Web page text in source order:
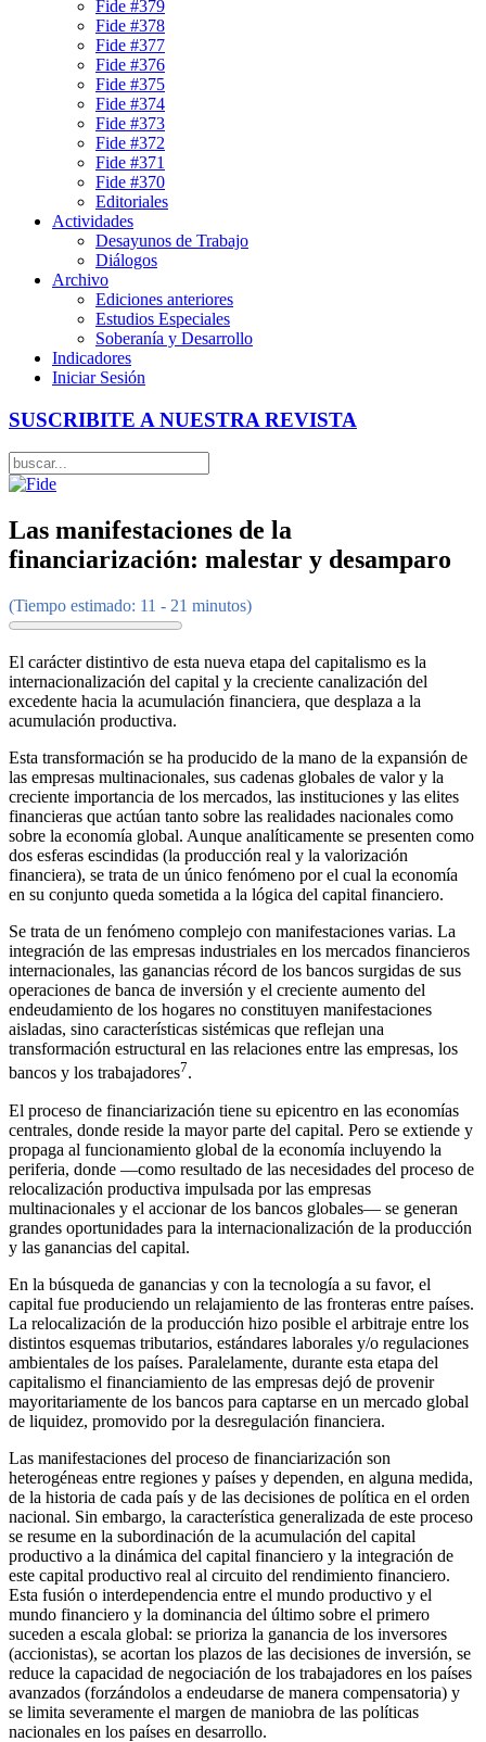
Fide #379
Fide #378
Fide #377
Fide #376
Fide #375
Fide #374
Fide #373
Fide #372
Fide #371
Fide #370
Editoriales
Actividades
Desayunos de Trabajo
Diálogos
Archivo
Ediciones anteriores
Estudios Especiales
Soberanía y Desarrollo
Indicadores
Iniciar Sesión
SUSCRIBITE A NUESTRA REVISTA
Las manifestaciones de la
financiarización: malestar y desamparo
(Tiempo estimado: 11 - 21 minutos)
El carácter distintivo de esta nueva etapa del capitalismo es la
internacionalización del capital y la creciente canalización del
excedente hacia la acumulación financiera, que desplaza a la
acumulación productiva.
Esta transformación se ha producido de la mano de la expansión de
las empresas multinacionales, sus cadenas globales de valor y la
creciente importancia de los mercados, las instituciones y las elites
financieras que actúan tanto sobre las realidades nacionales como
sobre la economía global. Aunque analíticamente se presenten como
dos esferas escindidas (la producción real y la valorización
financiera), se trata de un único fenómeno por el cual la economía
en su conjunto queda sometida a la lógica del capital financiero.
Se trata de un fenómeno complejo con manifestaciones varias. La
integración de las empresas industriales en los mercados financieros
internacionales, las ganancias récord de los bancos surgidas de sus
operaciones de banca de inversión y el creciente aumento del
endeudamiento de los hogares no constituyen manifestaciones
aisladas, sino características sistémicas que reflejan una
transformación estructural en las relaciones entre las empresas, los
bancos y los trabajadores7.
El proceso de financiarización tiene su epicentro en las economías
centrales, donde reside la mayor parte del capital. Pero se extiende y
propaga al funcionamiento global de la economía incluyendo la
periferia, donde —como resultado de las necesidades del proceso de
relocalización productiva impulsada por las empresas
multinacionales y el accionar de los bancos globales— se generan
grandes oportunidades para la internacionalización de la producción
y las ganancias del capital.
En la búsqueda de ganancias y con la tecnología a su favor, el
capital fue produciendo un relajamiento de las fronteras entre países.
La relocalización de la producción hizo posible el arbitraje entre los
distintos esquemas tributarios, estándares laborales y/o regulaciones
ambientales de los países. Paralelamente, durante esta etapa del
capitalismo el financiamiento de las empresas dejó de provenir
mayoritariamente de los bancos para captarse en un mercado global
de liquidez, promovido por la desregulación financiera.
Las manifestaciones del proceso de financiarización son
heterogéneas entre regiones y países y dependen, en alguna medida,
de la historia de cada país y de las decisiones de política en el orden
nacional. Sin embargo, la característica generalizada de este proceso
se resume en la subordinación de la acumulación del capital
productivo a la dinámica del capital financiero y la integración de
este capital productivo real al circuito del rendimiento financiero.
Esta fusión o interdependencia entre el mundo productivo y el
mundo financiero y la dominancia del último sobre el primero
suceden a escala global: se prioriza la ganancia de los inversores
(accionistas), se acortan los plazos de las decisiones de inversión, se
reduce la capacidad de negociación de los trabajadores en los países
avanzados (forzándolos a endeudarse de manera compensatoria) y
se limita severamente el margen de maniobra de las políticas
nacionales en los países en desarrollo.